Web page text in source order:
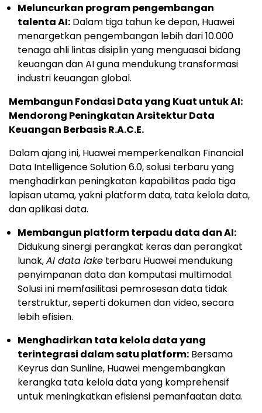
Meluncurkan program pengembangan
talenta AI: Dalam tiga tahun ke depan, Huawei
menargetkan pengembangan lebih dari 10.000
tenaga ahli lintas disiplin yang menguasai bidang
keuangan dan AI guna mendukung transformasi
industri keuangan global.
Membangun Fondasi Data yang Kuat untuk AI:
Mendorong Peningkatan Arsitektur Data
Keuangan Berbasis R.A.C.E.
Dalam ajang ini, Huawei memperkenalkan Financial
Data Intelligence Solution 6.0, solusi terbaru yang
menghadirkan peningkatan kapabilitas pada tiga
lapisan utama, yakni platform data, tata kelola data,
dan aplikasi data.
Membangun platform terpadu data dan AI:
Didukung sinergi perangkat keras dan perangkat
lunak,AI data lake terbaru Huawei mendukung
penyimpanan data dan komputasi multimodal.
Solusi ini memfasilitasi pemrosesan data tidak
terstruktur, seperti dokumen dan video, secara
lebih efisien.
Menghadirkan tata kelola data yang
terintegrasi dalam satu platform: Bersama
Keyrus dan Sunline, Huawei mengembangkan
kerangka tata kelola data yang komprehensif
untuk meningkatkan efisiensi pemanfaatan data.